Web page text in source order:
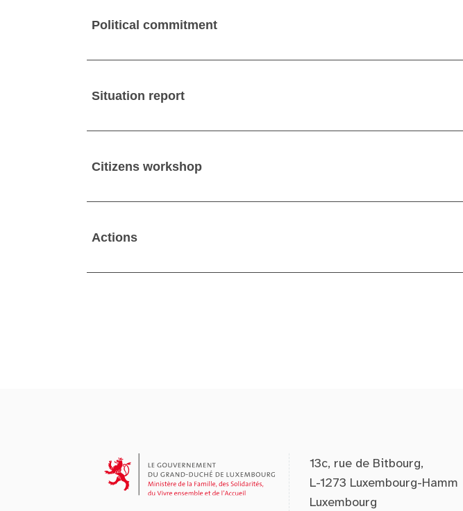
Political commitment
Situation report
Citizens workshop
Actions
13c, rue de Bitbourg,
L-1273 Luxembourg-Hamm
Luxembourg